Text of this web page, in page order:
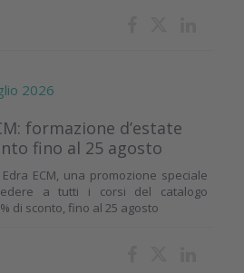
2026
formazione d’estate
fino al 25 agosto
ECM, una promozione speciale
a tutti i corsi del catalogo
di sconto, fino al 25 agosto